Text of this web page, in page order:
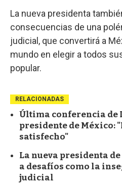
La nueva presidenta
consecuencias de una
judicial, que convertirá a
mundo en elegir a todos
popular.
RELACIONADAS
Última conferencia de
presidente de México:
satisfecho"
La nueva presidenta
a desafíos como la
judicial